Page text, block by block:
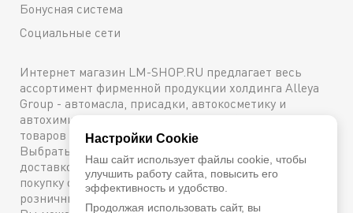
Бонусная система
Социальные сети
Интернет магазин LM-SHOP.RU предлагает весь
ассортимент фирменной продукции холдинга Alleya
Group - автомасла, присадки, автокосметику и
автохимию. Каталог содержит подробное описание
товаров с техническими характеристиками и ценами.
Выбрать и купить оригинальную продукцию с
доставкой по Москве можно сейчас же, оформив
покупку онлайн, либо посетив один из наших
розничных магазинов. Более подробную информацию
Настройки Cookie
Наш сайт использует файлы cookie, чтобы
улучшить работу сайта, повысить его
эффективность и удобство.
Продолжая использовать сайт, вы